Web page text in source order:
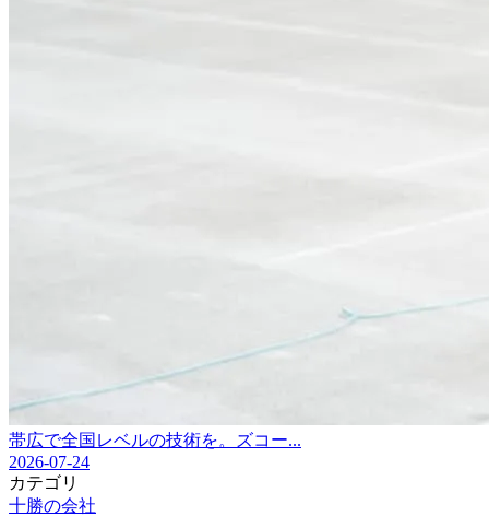
帯広で全国レベルの技術を。ズコー...
2026-07-24
カテゴリ
十勝の会社